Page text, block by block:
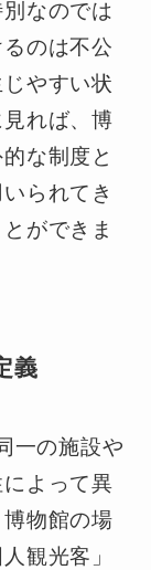
なのでは
のは不公
やすい状
れば、博
な制度と
られてき
ができま
義
一の施設や
よって異
物館の場
観光客」